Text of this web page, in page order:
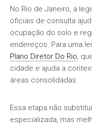
No Rio de Janeiro, a
oficiais de consulta
ocupação do solo e
endereços. Para uma
Plano Diretor Do Rio,
cidade e ajuda a
áreas consolidadas.
Essa etapa não
especializada, mas